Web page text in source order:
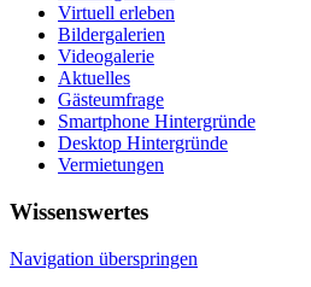
Virtuell erleben
Bildergalerien
Videogalerie
Aktuelles
Gästeumfrage
Smartphone Hintergründe
Desktop Hintergründe
Vermietungen
Wissenswertes
Navigation überspringen